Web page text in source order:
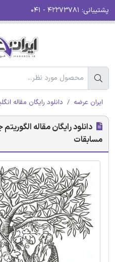
پشتیبانی:
ایران عرضه دانلود رایگان مقاله
دانلود رایگان مقاله
مسابقات